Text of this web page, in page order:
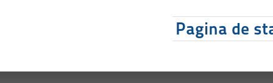
Pagina de